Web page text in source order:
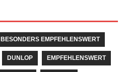
BESONDERS EMPFEHLENSWERT
DUNLOP EMPFEHLENSWERT